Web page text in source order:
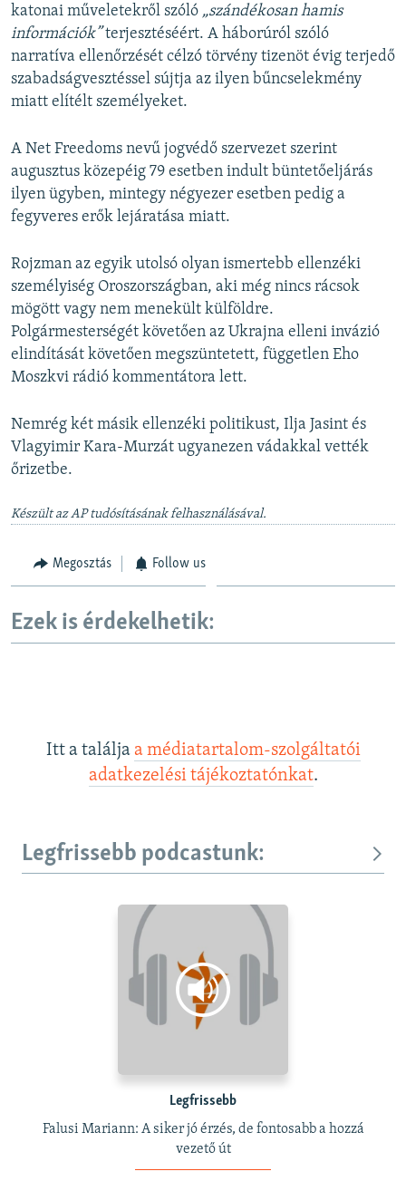
katonai műveletekről szóló „szándékosan hamis
információk”terjesztéséért. A háborúról szóló
narratíva ellenőrzését célzó törvény tizenöt évig terjedő
szabadságvesztéssel sújtja az ilyen bűncselekmény
miatt elítélt személyeket.
A Net Freedoms nevű jogvédő szervezet szerint
augusztus közepéig 79 esetben indult büntetőeljárás
ilyen ügyben, mintegy négyezer esetben pedig a
fegyveres erők lejáratása miatt.
Rojzman az egyik utolsó olyan ismertebb ellenzéki
személyiség Oroszországban, aki még nincs rácsok
mögött vagy nem menekült külföldre.
Polgármesterségét követően az Ukrajna elleni invázió
elindítását követően megszüntetett, független Eho
Moszkvi rádió kommentátora lett.
Nemrég két másik ellenzéki politikust, Ilja Jasint és
Vlagyimir Kara-Murzát ugyanezen vádakkal vették
őrizetbe.
Készült az AP tudósításának felhasználásával.
Megosztás Follow us
Ezek is érdekelhetik:
Itt a találja a médiatartalom-szolgáltatói
adatkezelési tájékoztatónkat.
Legfrissebb podcastunk:
Legfrissebb
Falusi Mariann: A siker jó érzés, de fontosabb a hozzá
vezető út